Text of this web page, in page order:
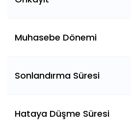
Muhasebe Dönemi
Sonlandırma Süresi
Hataya Düşme Süresi